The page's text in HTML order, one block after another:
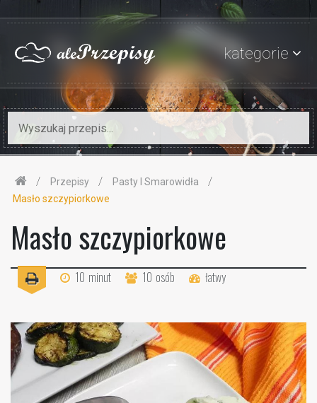
kategorie
Przepisy
Pasty I Smarowidła
Masło szczypiorkowe
Masło szczypiorkowe
10 minut 10 osób łatwy